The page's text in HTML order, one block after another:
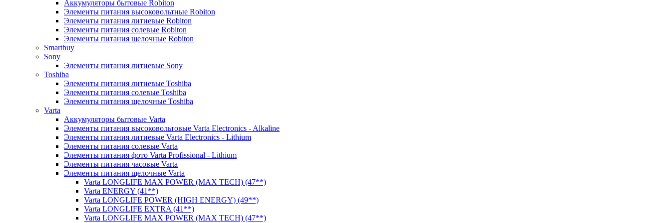
Аккумуляторы бытовые Robiton
Элементы питания высоковольтные Robiton
Элементы питания литиевые Robiton
Элементы питания солевые Robiton
Элементы питания щелочные Robiton
Smartbuy
Sony
Элементы питания литиевые Sony
Toshiba
Элементы питания литиевые Toshiba
Элементы питания солевые Toshiba
Элементы питания щелочные Toshiba
Varta
Аккумуляторы бытовые Varta
Элементы питания высоковольтовые Varta Electronics - Alkaline
Элементы питания литиевые Varta Electronics - Lithium
Элементы питания солевые Varta
Элементы питания фото Varta Profissional - Lithium
Элементы питания часовые Varta
Элементы питания щелочные Varta
Varta LONGLIFE MAX POWER (MAX TECH) (47**)
Varta ENERGY (41**)
Varta LONGLIFE POWER (HIGH ENERGY) (49**)
Varta LONGLIFE EXTRA (41**)
Varta LONGLIFE MAX POWER (MAX TECH) (47**)